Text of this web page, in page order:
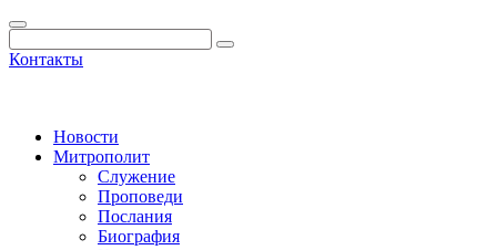
Контакты
Новости
Митрополит
Служение
Проповеди
Послания
Биография